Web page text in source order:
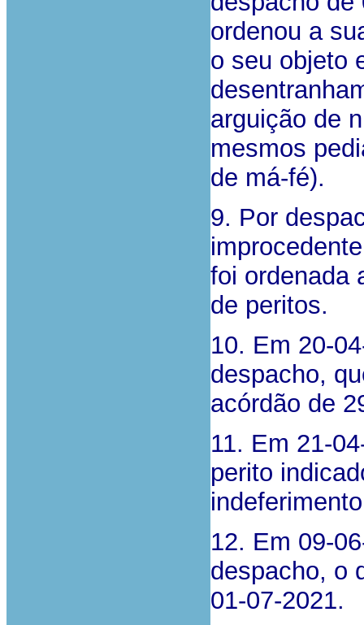
ordenou a
o seu objeto
arguição de
mesmos
de má-fé).
9. Por
foi ordenada
de peritos.
10. Em 20-
despacho,
acórdão de
11. Em 21-
perito
12. Em 09-
despacho, o
01-07-2021.